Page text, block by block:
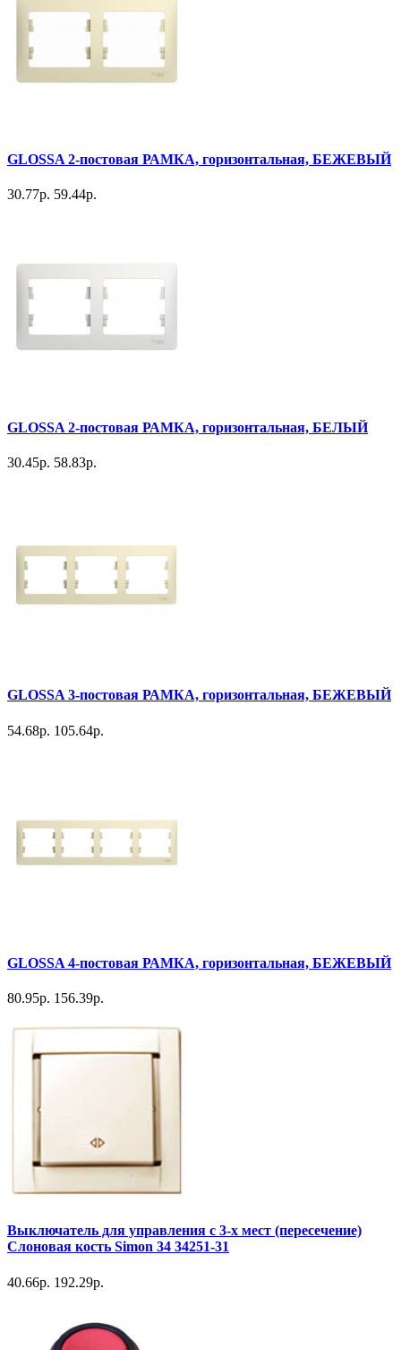
GLOSSA 2-постовая РАМКА, горизонтальная, БЕЖЕВЫЙ
30.77р. 59.44р.
GLOSSA 2-постовая РАМКА, горизонтальная, БЕЛЫЙ
30.45р. 58.83р.
GLOSSA 3-постовая РАМКА, горизонтальная, БЕЖЕВЫЙ
54.68р. 105.64р.
GLOSSA 4-постовая РАМКА, горизонтальная, БЕЖЕВЫЙ
80.95р. 156.39р.
Выключатель для управления с 3-х мест (пересечение)
Слоновая кость Simon 34 34251-31
40.66р. 192.29р.